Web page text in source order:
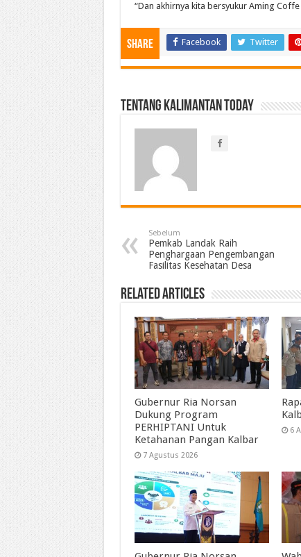
“Dan akhirnya kita bersyukur Aming
Share Facebook Twitter
Tentang Kalimantan Today
Sebelum
Pemkab Landak Raih
Penghargaan Pengembangan
Fasilitas Kesehatan Desa
Related Articles
Gubernur Ria Norsan
Dukung Program
PERHIPTANI Untuk
Ketahanan Pangan Kalbar
7 Agustus 2026
6